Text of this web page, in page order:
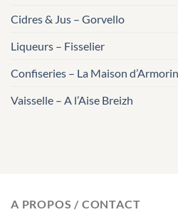
Cidres & Jus – Gorvello
Liqueurs – Fisselier
Confiseries – La Maison
Vaisselle – A l’Aise Breizh
A PROPOS / CONTACT